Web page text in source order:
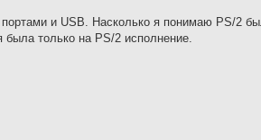
и USB. Насколько я понимаю PS/2
была только на PS/2 исполнение.